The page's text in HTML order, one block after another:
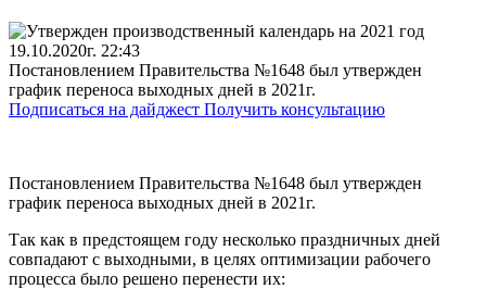
19.10.2020г. 22:43
Постановлением Правительства №1648 был утвержден
график переноса выходных дней в 2021г.
Подписаться на дайджест Получить консультацию
Постановлением Правительства №1648 был утвержден
график переноса выходных дней в 2021г.
Так как в предстоящем году несколько праздничных дней
совпадают с выходными, в целях оптимизации рабочего
процесса было решено перенести их: